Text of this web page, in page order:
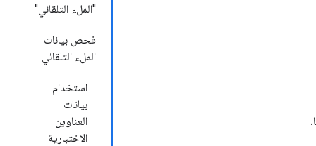
"الملء التلقائي"
فحص بيانات
الملء التلقائي
استخدام
بيانات
العناوين
الاختبارية